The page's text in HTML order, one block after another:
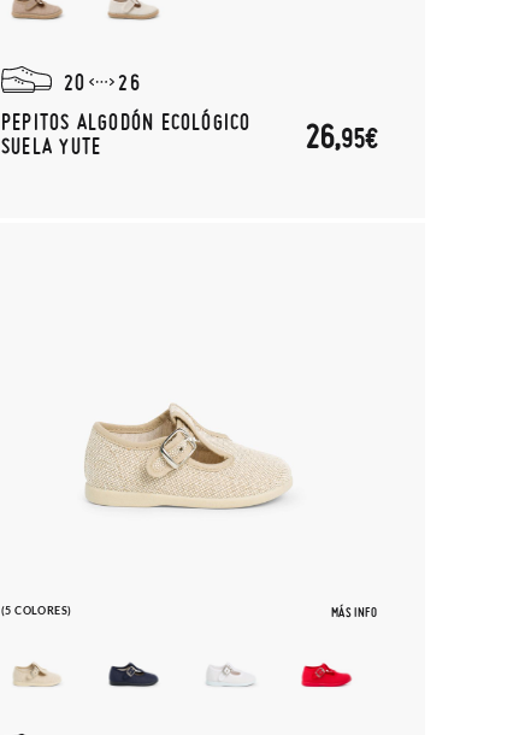
20
26
PEPITOS ALGODÓN ECOLÓGICO
SUELA YUTE
26,95€
(5 COLORES) MÁS INFO